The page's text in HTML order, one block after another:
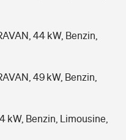
44 kW, Benzin,
49 kW, Benzin,
kW, Benzin, Limousine,